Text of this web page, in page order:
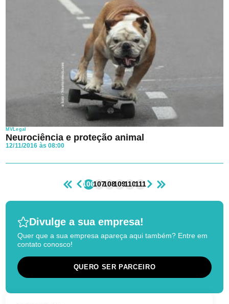
MVLegal
Neurociência e proteção animal
12/11/2016 às 08:00
106107108109110111
Divulge a sua empresa!
Quer que a sua empresa apareça aqui também? Entre em
contato conosco!
QUERO SER PARCEIRO